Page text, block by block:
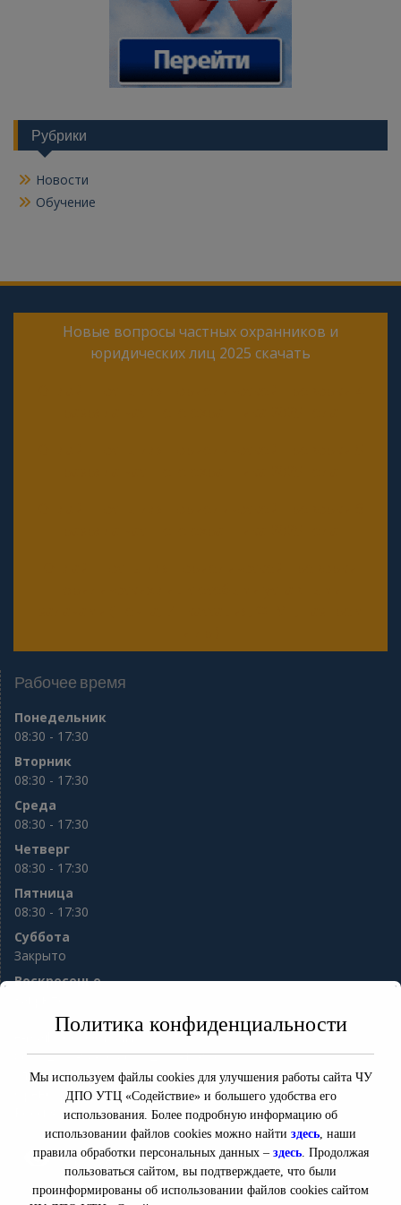
Рубрики
Новости
Обучение
Новые вопросы частных охранников и
юридических лиц 2025 скачать
Рабочее время
Понедельник
08:30 - 17:30
Вторник
08:30 - 17:30
Среда
08:30 - 17:30
Четверг
08:30 - 17:30
Пятница
08:30 - 17:30
Суббота
Закрыто
Воскресенье
e-mail:sod56@mail.ru
8(3532) 77-98-76 8(3532) 77-13-94
ул. Гая 10
Оренбург,Оренбургская область 460000
Версия для слабовидящих
Политика конфиденциальности
Мы используем файлы cookies для улучшения работы сайта ЧУ
ДПО УТЦ «Содействие» и большего удобства его
использования. Более подробную информацию об
использовании файлов cookies можно найти здесь, наши
правила обработки персональных данных – здесь. Продолжая
пользоваться сайтом, вы подтверждаете, что были
проинформированы об использовании файлов cookies сайтом